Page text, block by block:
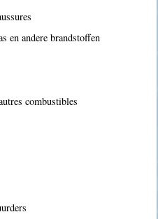
en andere brandstoffen
combustibles